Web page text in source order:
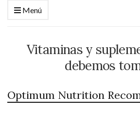
Menú
Vitaminas y
debemos
Optimum Nutrition